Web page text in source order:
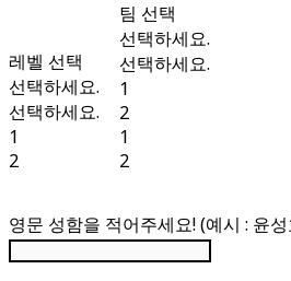
레벨 선택
선택하세요.
선택하세요.
1
2
팀 선택
선택하세요.
선택하세요.
1
2
1
2
영문 성함을 적어주세요! (예시 : 윤